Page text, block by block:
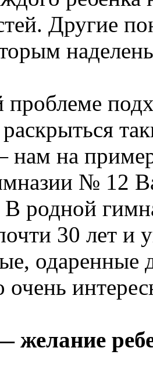
Другие
проблеме
на
№ 12
В родной
30 лет и
одаренные
очень
желание